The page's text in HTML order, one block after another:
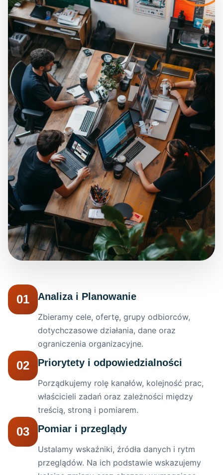
01 Analiza i Planowanie
Zbieramy cele, ofertę, grupy odbiorców,
dotychczasowe działania, dane oraz
ograniczenia organizacyjne.
02 Priorytety i odpowiedzialności
Porządkujemy rolę kanałów, kolejność prac,
właścicieli zadań oraz zależności między
treścią, stroną i pomiarem.
03 Pomiar i przeglądy
Ustalamy wskaźniki, źródła danych i rytm
przeglądów. Na ich podstawie wskazujemy